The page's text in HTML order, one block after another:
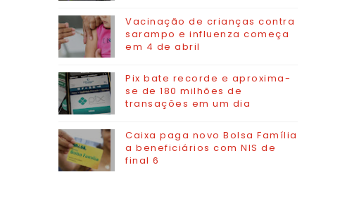
Vacinação de crianças contra
sarampo e influenza começa
em 4 de abril
Pix bate recorde e aproxima-
se de 180 milhões de
transações em um dia
Caixa paga novo Bolsa Família
a beneficiários com NIS de
final 6